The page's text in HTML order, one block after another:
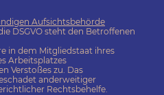
Aufsichtsbehörde
DSGVO steht den Betroffenen
in dem Mitgliedstaat ihres
Arbeitsplatzes
Verstoßes zu. Das
anderweitiger
Rechtsbehelfe.